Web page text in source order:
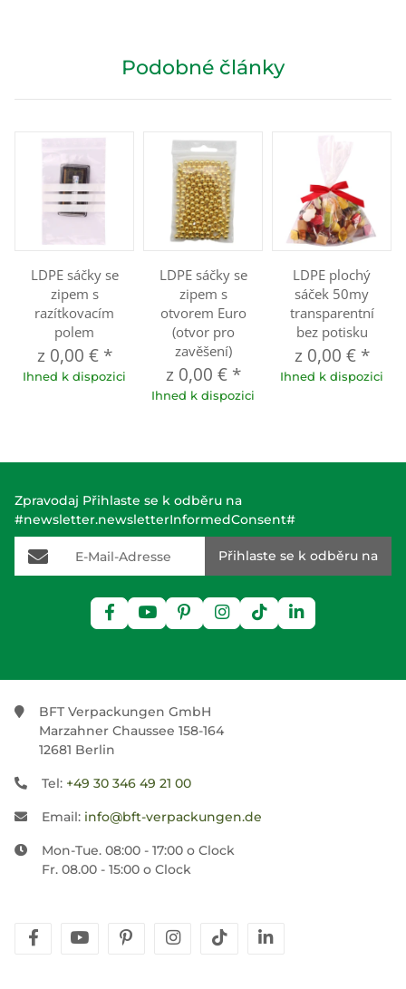
Podobné články
LDPE sáčky se
zipem s
razítkovacím
polem
z 0,00 € *
Ihned k dispozici
LDPE sáčky se
zipem s
otvorem Euro
(otvor pro
zavěšení)
z 0,00 € *
Ihned k dispozici
LDPE plochý
sáček 50my
transparentní
bez potisku
z 0,00 € *
Ihned k dispozici
Zpravodaj Přihlaste se k odběru na
#newsletter.newsletterInformedConsent#
E-Mail-Adresse
Přihlaste se k odběru na
BFT Verpackungen GmbH
Marzahner Chaussee 158-164
12681 Berlin
Tel: +49 30 346 49 21 00
Email: info@bft-verpackungen.de
Mon-Tue. 08:00 - 17:00 o Clock
Fr. 08.00 - 15:00 o Clock
facebookyoutubepinterestinstagram
tiktok